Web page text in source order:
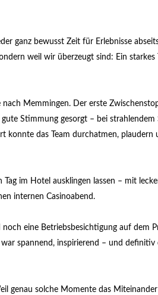
ganz bewusst Zeit für Erlebnisse
weil wir überzeugt sind: Ein
nach Memmingen. Der erste
Stimmung gesorgt – bei strahlendem
konnte das Team durchatmen, plaudern
im Hotel ausklingen lassen – mit
internen Casinoabend.
eine Betriebsbesichtigung auf dem
spannend, inspirierend – und definitiv
genau solche Momente das